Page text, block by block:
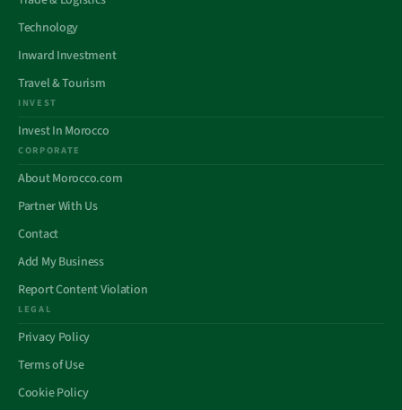
Technology
Inward Investment
Travel & Tourism
INVEST
Invest In Morocco
CORPORATE
About Morocco.com
Partner With Us
Contact
Add My Business
Report Content Violation
LEGAL
Privacy Policy
Terms of Use
Cookie Policy